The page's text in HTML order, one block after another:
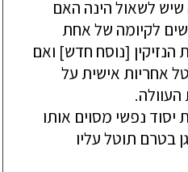
לשאול הינה האם
לקיומה של אחת
הנזיקין [נוסח חדש] ואם
אחריות אישית על
נפשי מסוים אותו
בטרם תוטל עליו